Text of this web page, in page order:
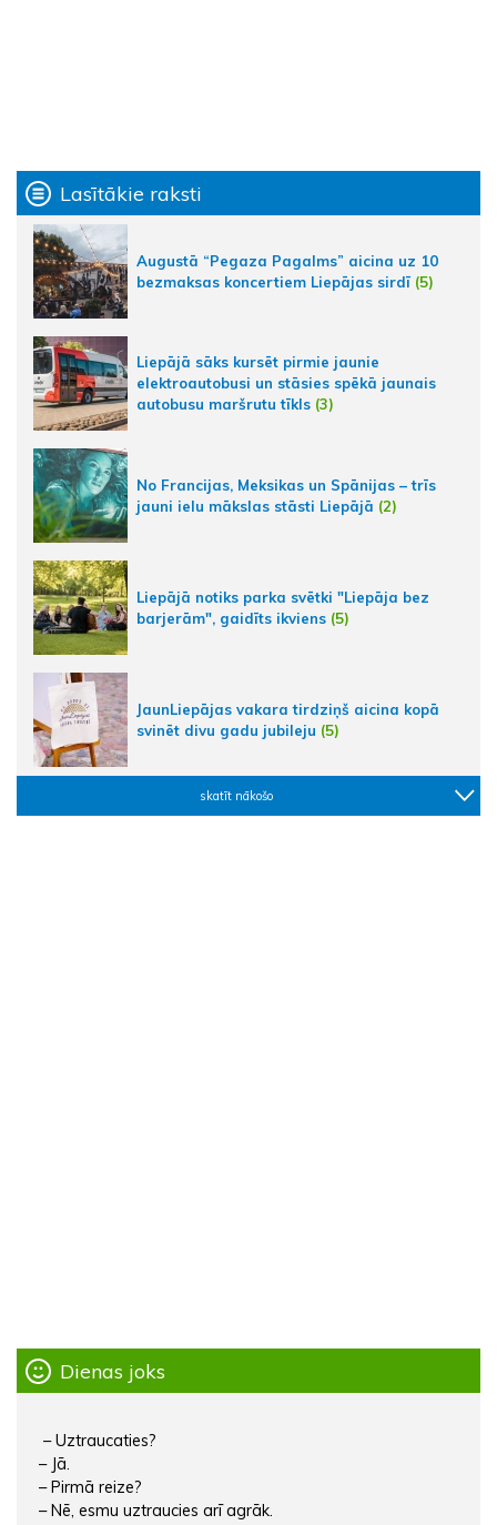
Lasītākie raksti
Augustā “Pegaza Pagalms” aicina uz 10
bezmaksas koncertiem Liepājas sirdī (5)
Liepājā sāks kursēt pirmie jaunie
elektroautobusi un stāsies spēkā jaunais
autobusu maršrutu tīkls (3)
No Francijas, Meksikas un Spānijas – trīs
jauni ielu mākslas stāsti Liepājā (2)
Liepājā notiks parka svētki "Liepāja bez
barjerām", gaidīts ikviens (5)
JaunLiepājas vakara tirdziņš aicina kopā
svinēt divu gadu jubileju (5)
skatīt nākošo
Dienas joks
– Uztraucaties?
– Jā.
– Pirmā reize?
– Nē, esmu uztraucies arī agrāk.